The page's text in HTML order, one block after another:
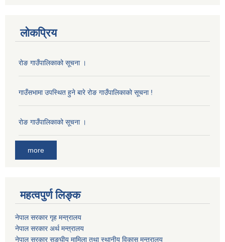
लोकप्रिय
राेङ गाउँपालिकाको सूचना ।
गाउँसभामा उपस्थित हुने बारे रोङ गाउँपालिकाको सूचना !
राेङ गाउँपालिकाको सूचना ।
more
महत्वपुर्ण लिङ्क
नेपाल सरकार गृह मन्त्रालय
नेपाल सरकार अर्थ मन्त्रालय
नेपाल सरकार सङ्घीय मामिला तथा स्थानीय विकास मन्त्रालय